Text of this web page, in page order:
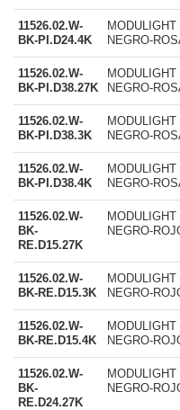
11526.02.W-
BK-PI.D24.4K
NEGRO-
11526.02.W-
BK-PI.D38.27K
NEGRO-
11526.02.W-
BK-PI.D38.3K
NEGRO-
11526.02.W-
BK-PI.D38.4K
NEGRO-
11526.02.W-
BK-
RE.D15.27K
NEGRO-
11526.02.W-
BK-RE.D15.3K
NEGRO-
11526.02.W-
BK-RE.D15.4K
NEGRO-
11526.02.W-
BK-
RE.D24.27K
NEGRO-